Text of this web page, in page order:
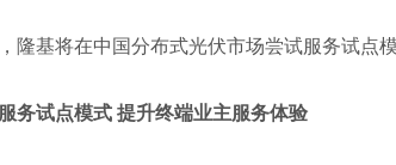
隆基将在中国分布式光伏市场尝试服务试点
务试点模式 提升终端业主服务体验